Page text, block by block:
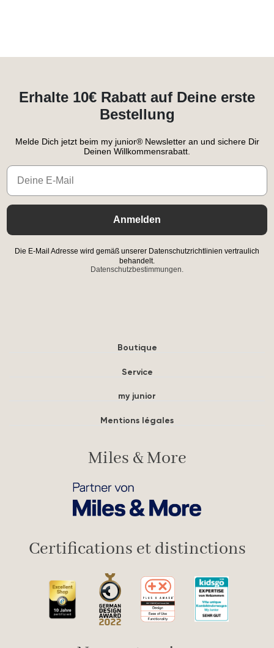
Erhalte 10€ Rabatt auf Deine erste
Bestellung
Melde Dich jetzt beim my junior® Newsletter an und sichere Dir
Deinen Willkommensrabatt.
Email
Anmelden
Die E-Mail Adresse wird gemäß unserer Datenschutzrichtlinien vertraulich
behandelt.
Datenschutzbestimmungen.
Boutique
Service
my junior
Mentions légales
Miles & More
Certifications et distinctions